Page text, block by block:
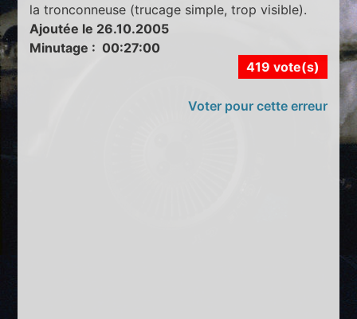
la tronconneuse (trucage simple, trop visible).
Ajoutée le 26.10.2005
Minutage : 00:27:00
419 vote(s)
Voter pour cette erreur